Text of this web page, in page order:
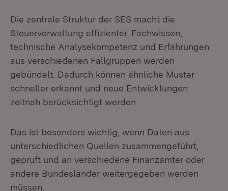
Die zentrale Struktur der SES macht die
Steuerverwaltung effizienter. Fachwissen,
technische Analysekompetenz und Erfahrungen
aus verschiedenen Fallgruppen werden
gebündelt. Dadurch können ähnliche Muster
schneller erkannt und neue Entwicklungen
zeitnah berücksichtigt werden.
Das ist besonders wichtig, wenn Daten aus
unterschiedlichen Quellen zusammengeführt,
geprüft und an verschiedene Finanzämter oder
andere Bundesländer weitergegeben werden
müssen.